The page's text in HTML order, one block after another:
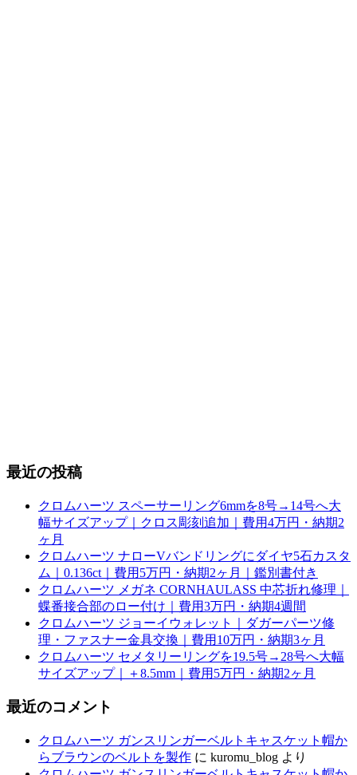
最近の投稿
クロムハーツ スペーサーリング6mmを8号→14号へ大
幅サイズアップ｜クロス彫刻追加｜費用4万円・納期2
ヶ月
クロムハーツ ナローVバンドリングにダイヤ5石カスタ
ム｜0.136ct｜費用5万円・納期2ヶ月｜鑑別書付き
クロムハーツ メガネ CORNHAULASS 中芯折れ修理｜
蝶番接合部のロー付け｜費用3万円・納期4週間
クロムハーツ ジョーイウォレット｜ダガーパーツ修
理・ファスナー金具交換｜費用10万円・納期3ヶ月
クロムハーツ セメタリーリングを19.5号→28号へ大幅
サイズアップ｜＋8.5mm｜費用5万円・納期2ヶ月
最近のコメント
クロムハーツ ガンスリンガーベルトキャスケット帽か
らブラウンのベルトを製作 に kuromu_blog より